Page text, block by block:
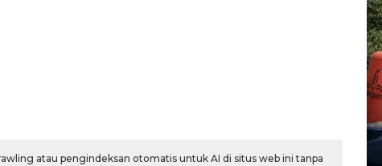
atau pengindeksan otomatis untuk AI di situs web ini tanpa
27 July 2026 20:07 WIB